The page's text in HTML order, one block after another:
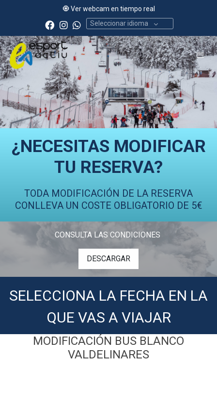
🧿 Ver webcam en tiempo real
Seleccionar idioma
¿NECESITAS MODIFICAR
TU RESERVA?
TODA MODIFICACIÓN DE LA RESERVA
CONLLEVA UN COSTE OBLIGATORIO DE 5€
CONSULTA LAS CONDICIONES
DESCARGAR
SELECCIONA LA FECHA EN LA
QUE VAS A VIAJAR
MODIFICACIÓN BUS BLANCO
VALDELINARES